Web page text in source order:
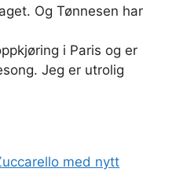
Og Tønnesen har
i Paris og er
Jeg er utrolig
med nytt